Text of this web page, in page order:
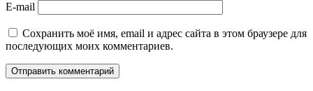
E-mail
Сохранить моё имя, email и адрес сайта в этом браузере для
последующих моих комментариев.